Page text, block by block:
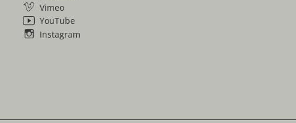
Vimeo
YouTube
Instagram